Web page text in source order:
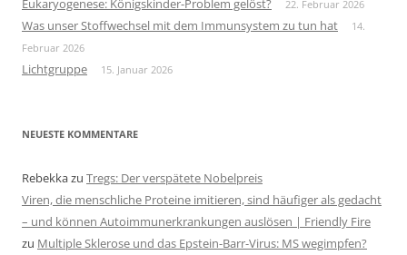
Eukaryogenese: Königskinder-Problem gelöst? 22. Februar 2026
Was unser Stoffwechsel mit dem Immunsystem zu tun hat
14.
Februar 2026
Lichtgruppe 15. Januar 2026
NEUESTE KOMMENTARE
Rebekkazu Tregs: Der verspätete Nobelpreis
Viren, die menschliche Proteine imitieren, sind häufiger als gedacht
– und können Autoimmunerkrankungen auslösen | Friendly Fire
zu Multiple Sklerose und das Epstein-Barr-Virus: MS wegimpfen?